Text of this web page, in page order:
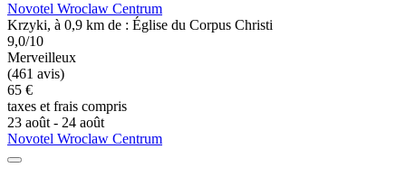
Novotel Wroclaw Centrum
Krzyki, à 0,9 km de : Église du Corpus Christi
9,0/10
Merveilleux
(461 avis)
65 €
taxes et frais compris
23 août - 24 août
Novotel Wroclaw Centrum